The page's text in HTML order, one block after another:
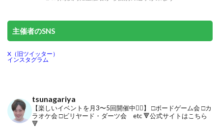
主催者のSNS
X（旧ツイッター）
インスタグラム
tsunagariya
【楽しいイベントを月3〜5回開催中🙋‍♂️】 □ボードゲーム会 □カ
ラオケ会 □ビリヤード・ダーツ会 etc🔻公式サイトはこちら
🔻